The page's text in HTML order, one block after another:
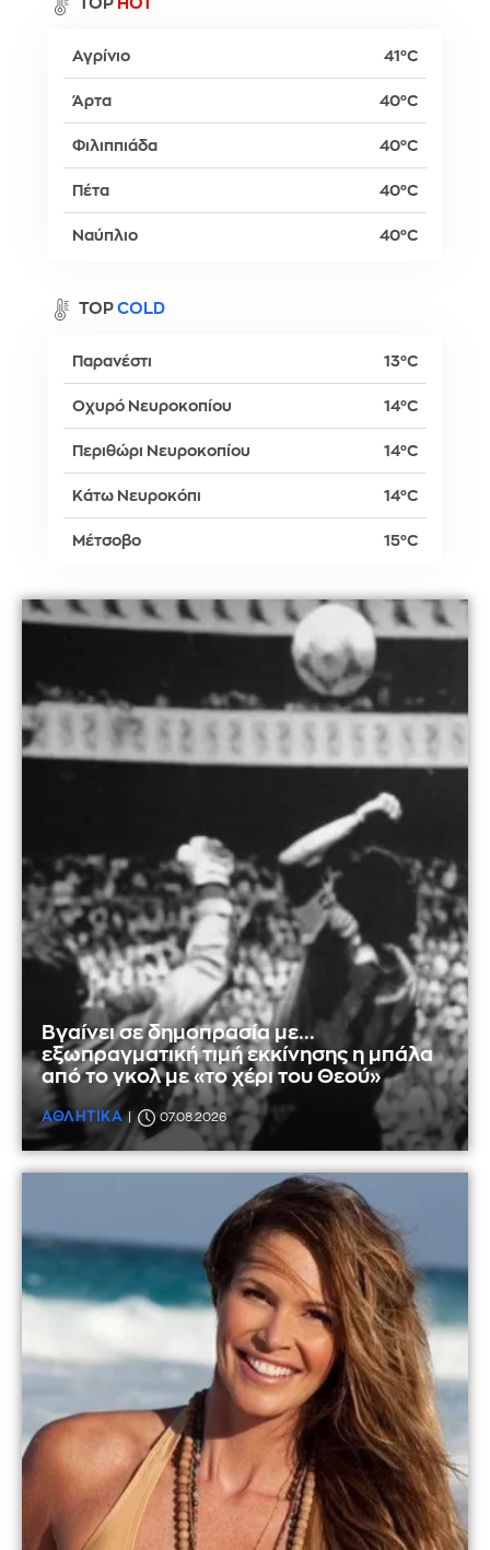
TOP HOT
Αγρίνιο 41°C
Άρτα 40°C
Φιλιππιάδα 40°C
Πέτα 40°C
Ναύπλιο 40°C
TOP COLD
Παρανέστι 13°C
Οχυρό Νευροκοπίου 14°C
Περιθώρι Νευροκοπίου 14°C
Κάτω Νευροκόπι 14°C
Μέτσοβο 15°C
Βγαίνει σε δημοπρασία με...
εξωπραγματική τιμή εκκίνησης η μπάλα
από το γκολ με «το χέρι του Θεού»
ΑΘΛΗΤΙΚΑ 07.08.2026